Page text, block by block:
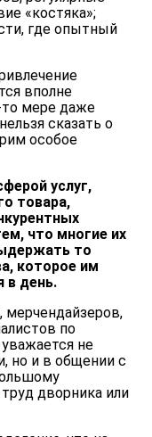
«костяка»;
где опытный
вполне
мере даже
сказать о
особое
услуг,
товара,
что многие их
то
которое им
в день.
мерчендайзеров,
по
не
но и в общении с
дворника или